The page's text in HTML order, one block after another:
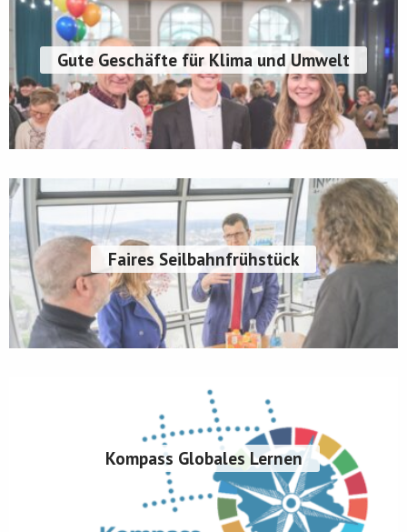
Gute Geschäfte für Klima und Umwelt
Faires Seilbahnfrühstück
Kompass Globales Lernen